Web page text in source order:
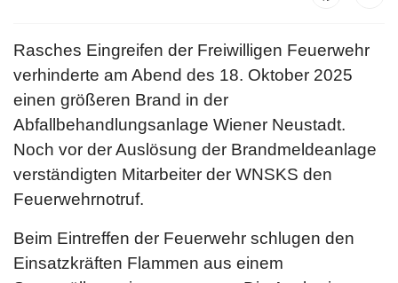
Rasches Eingreifen der Freiwilligen Feuerwehr
verhinderte am Abend des 18. Oktober 2025
einen größeren Brand in der
Abfallbehandlungsanlage Wiener Neustadt.
Noch vor der Auslösung der Brandmeldeanlage
verständigten Mitarbeiter der WNSKS den
Feuerwehrnotruf.
Beim Eintreffen der Feuerwehr schlugen den
Einsatzkräften Flammen aus einem